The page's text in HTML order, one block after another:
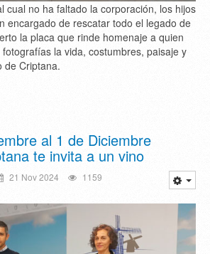
cual no ha faltado la corporación, los hijos
encargado de rescatar todo el legado de
la placa que rinde homenaje a quien
la vida, costumbres, paisaje y
de Criptana.
al 1 de Diciembre
te invita a un vino
21 Nov 2024 1159